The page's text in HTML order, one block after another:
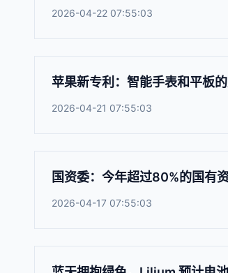
2026-04-22 07:55:03
苹果新专利：智能手表和平板
2026-04-21 07:55:03
国资委：今年超过80%的国有
2026-04-17 07:55:03